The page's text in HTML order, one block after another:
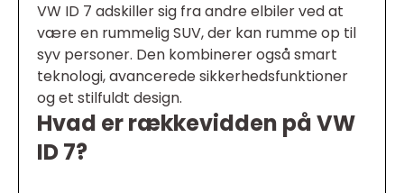
VW ID 7 adskiller sig fra andre elbiler ved at
være en rummelig SUV, der kan rumme op til
syv personer. Den kombinerer også smart
teknologi, avancerede sikkerhedsfunktioner
og et stilfuldt design.
Hvad er rækkevidden på VW
ID 7?